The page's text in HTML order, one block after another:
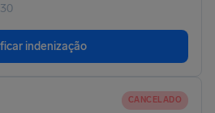
indenização
CANCELADO